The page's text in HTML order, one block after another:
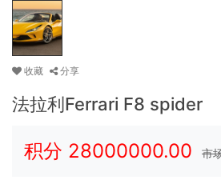
收藏 分享
法拉利Ferrari F8 spider
积分 28000000.00 市